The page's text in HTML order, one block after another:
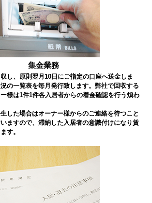
集金業務
し、原則翌月10日にご指定の口座へ送金しま
の一覧表を毎月発行致します。弊社で回収する
様は1件1件各入居者からの着金確認を行う煩わ
した場合はオーナー様からのご連絡を待つこと
ますので、滞納した入居者の意識付けになり賃
す。